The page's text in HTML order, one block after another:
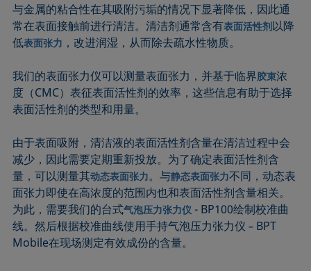
与金属的粘合性在其吸附污垢的情况下显著降低，因此通
常在表面接触前进行清洁。清洁剂通常含有表面活性剂以降
低表面张力 ，改进润湿，从而除去疏水性物质。
我们的表面张力仪可以测量表面张力，并基于临界胶束浓
度（CMC）表征表面活性剂的效率，这些信息有助于选择
表面活性剂的类型和用量。
由于表面吸附，清洁液的表面活性剂含量在清洁过程中会
减少，因此需要定期重新投放。为了确定表面活性剂含
量，可以测量其动态表面张力。与静态表面张力不同，动态表
面张力即使在高浓度的范围内也和表面活性剂含量相关。
为此，需要我们的台式气泡压力张力仪 - BP100绘制校准曲
线。然后根据校准曲线使用手持气泡压力张力仪– BPT
Mobile在现场测定有效成份的含量。